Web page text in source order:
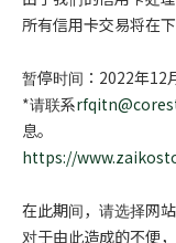
所有信用卡交易将在
暂停时间：2022年12
*请联系
息。
https://
在此期间，请选择网
对于由此造成的不便